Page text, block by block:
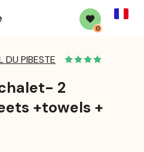
0
PIBESTE
2
+towels +